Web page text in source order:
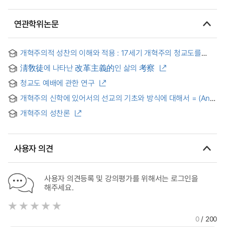
연관학위논문
개혁주의적 성찬의 이해와 적용 : 17세기 개혁주의 청교도를
중심으로
淸敎徒에 나타난 改革主義的인 삶의 考察
청교도 예배에 관한 연구
개혁주의 신학에 있어서의 선교의 기초와 방식에 대해서 = (An)
theology
개혁주의 성찬론
사용자 의견
사용자 의견등록 및 강의평가를 위해서는 로그인을
해주세요.
0/ 200